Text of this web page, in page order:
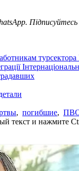
, погибшие,
текст и нажмите